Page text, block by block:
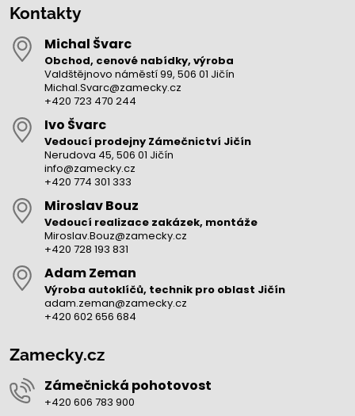
Kontakty
Michal Švarc
Obchod, cenové nabídky, výroba
Valdštějnovo náměstí 99, 506 01 Jičín
Michal.Svarc@zamecky.cz
+420 723 470 244
Ivo Švarc
Vedoucí prodejny Zámečnictví Jičín
Nerudova 45, 506 01 Jičín
info@zamecky.cz
+420 774 301 333
Miroslav Bouz
Vedoucí realizace zakázek, montáže
Miroslav.Bouz@zamecky.cz
+420 728 193 831
Adam Zeman
Výroba autoklíčů, technik pro oblast Jičín
adam.zeman@zamecky.cz
+420 602 656 684
Zamecky.cz
Zámečnická pohotovost
+420 606 783 900